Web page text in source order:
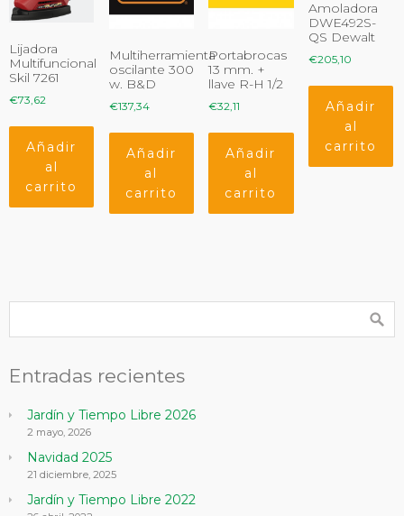
Lijadora
Multifuncional
Skil 7261
€73,62
Añadir
al
carrito
Multiherramienta
oscilante 300
w. B&D
€137,34
Añadir
al
carrito
Portabrocas
13 mm. +
llave R-H 1/2
€32,11
Añadir
al
carrito
Amoladora
DWE492S-
QS Dewalt
€205,10
Añadir
al
carrito
Entradas recientes
Jardín y Tiempo Libre 2026
2 mayo, 2026
Navidad 2025
21 diciembre, 2025
Jardín y Tiempo Libre 2022